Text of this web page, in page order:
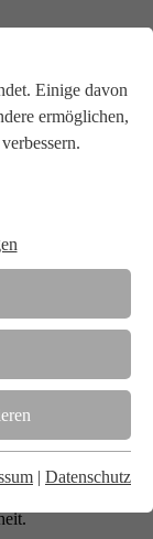
Einige davon
ermöglichen,
| Datenschutz
enger
, Inspektions- und